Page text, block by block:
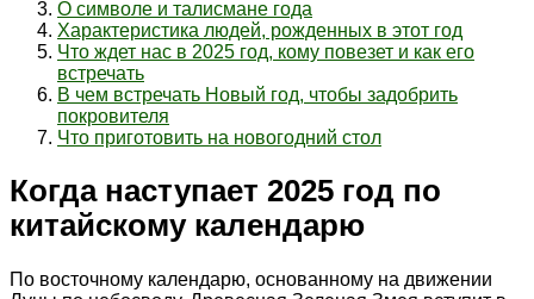
О символе и талисмане года
Характеристика людей, рожденных в этот год
Что ждет нас в 2025 год, кому повезет и как его
встречать
В чем встречать Новый год, чтобы задобрить
покровителя
Что приготовить на новогодний стол
Когда наступает 2025 год по
китайскому календарю
По восточному календарю, основанному на движении